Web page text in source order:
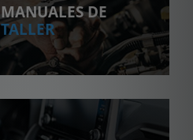
MANUALES DE
TALLER